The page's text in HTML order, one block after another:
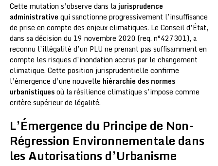
Cette mutation s’observe dans la jurisprudence
administrative qui sanctionne progressivement l’insuffisance
de prise en compte des enjeux climatiques. Le Conseil d’État,
dans sa décision du 19 novembre 2020 (req. n°427301), a
reconnu l’illégalité d’un PLU ne prenant pas suffisamment en
compte les risques d’inondation accrus par le changement
climatique. Cette position jurisprudentielle confirme
l’émergence d’une nouvelle hiérarchie des normes
urbanistiquesoù la résilience climatique s’impose comme
critère supérieur de légalité.
L’Émergence du Principe de Non-
Régression Environnementale dans
les Autorisations d’Urbanisme